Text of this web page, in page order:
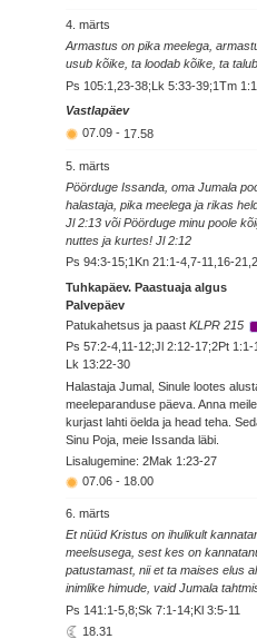
4. märts
Armastus on pika meelega,
usub kõike, ta loodab kõike, ta
Ps 105:1,23-38;Lk 5:33-39;1Tm
Vastlapäev
07.09 - 17.58
5. märts
Pöörduge Issanda, oma Jumala
halastaja, pika meelega ja rikas
Jl 2:13 või Pöörduge minu poole
nuttes ja kurtes! Jl 2:12
Ps 94:3-15;1Kn 21:1-4,7-11,16-
Tuhkapäev. Paastuaja algus
Palvepäev
Patukahetsus ja paast KLPR 215
Ps 57:2-4,11-12;Jl 2:12-17;2Pt
Lk 13:22-30
Halastaja Jumal, Sinule lootes
meeleparanduse päeva. Anna
kurjast lahti öelda ja head teha.
Sinu Poja, meie Issanda läbi.
Lisalugemine: 2Mak 1:23-27
07.06 - 18.00
6. märts
Et nüüd Kristus on ihulikult
meelsusega, sest kes on
patustamast, nii et ta maises elus
inimlike himude, vaid Jumala
Ps 141:1-5,8;Sk 7:1-14;Kl 3:5-11
18.31